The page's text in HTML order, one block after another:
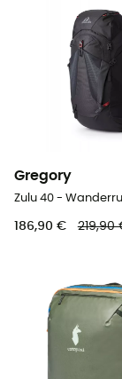
Gregory
186,90 € 219,90